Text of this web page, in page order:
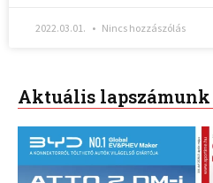
2022.03.01. Nincs hozzászólás
Aktuális lapszámunk